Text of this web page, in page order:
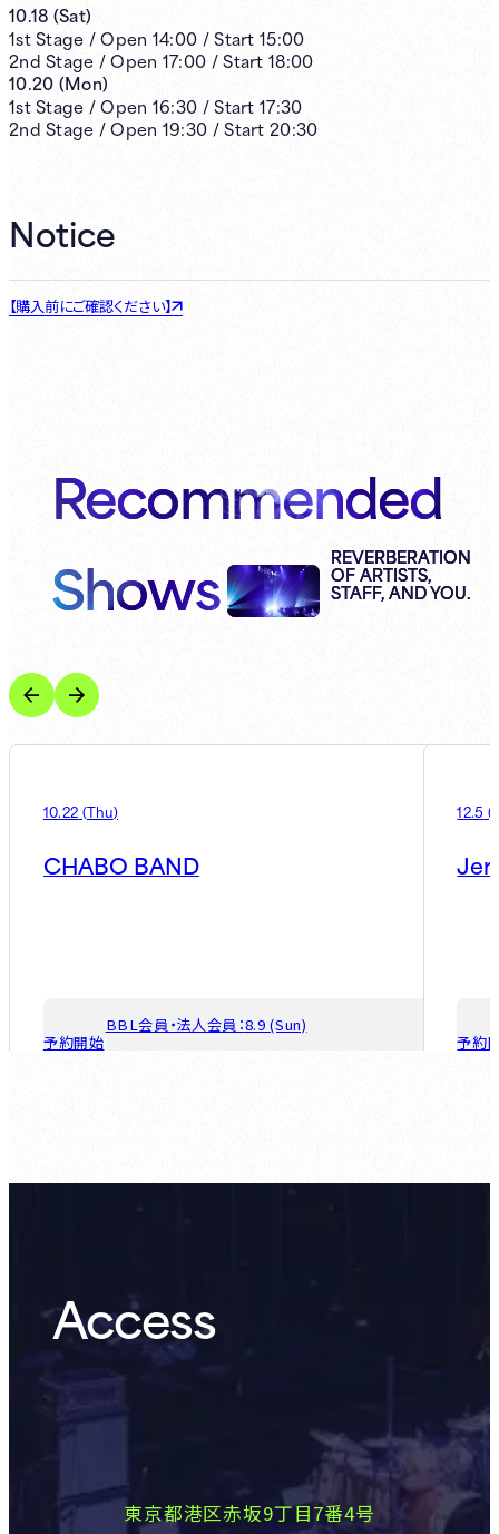
10.18 (Sat)
1stStage /Open 14:00 /Start 15:00
2nd Stage /Open 17:00 /Start 18:00
10.20 (Mon)
1stStage /Open 16:30 /Start 17:30
2nd Stage /Open 19:30 /Start 20:30
Notice
【購入前にご確認ください】
Recommended
Shows
REVERBERATION
OF ARTISTS,
STAFF, AND YOU.
10.22 (Thu)
CHABO BAND
予約開始
BBL会員・法人会員：8.9 (Sun)
12.5 (
予約
Access
東京都港区赤坂9丁目7番4号